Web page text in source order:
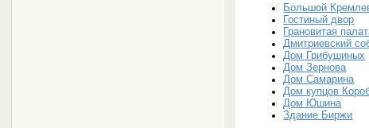
Большой
Гостиный двор
Грановитая
Дмитриевский
Дом Грибушиных
Дом Зернова
Дом Самарина
Дом купцов
Дом Юшина
Здание Биржи